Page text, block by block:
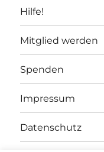
Hilfe!
Mitglied werden
Spenden
Impressum
Datenschutz